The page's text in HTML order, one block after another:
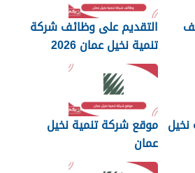
التقديم على وظائف شركة
تنمية نخيل عمان 2026
موقع شركة تنمية نخيل
عمان